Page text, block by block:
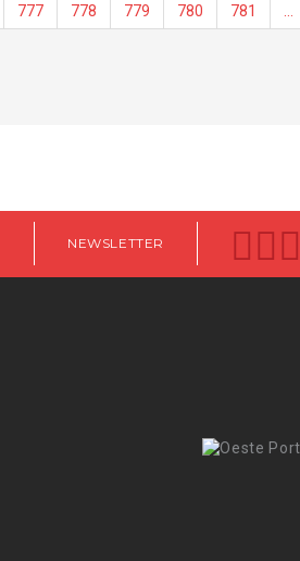
777 778 779 780 781
NEWSLETTER